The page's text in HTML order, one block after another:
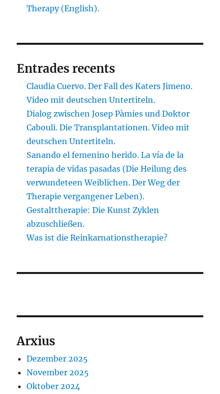
Therapy (English).
Entrades recents
Claudia Cuervo. Der Fall des Katers Jimeno.
Video mit deutschen Untertiteln.
Dialog zwischen Josep Pàmies und Doktor
Cabouli. Die Transplantationen. Video mit
deutschen Untertiteln.
Sanando el femenino herido. La vía de la
terapia de vidas pasadas (Die Heilung des
verwundeteen Weiblichen. Der Weg der
Therapie vergangener Leben).
Gestalttherapie: Die Kunst Zyklen
abzuschließen.
Was ist die Reinkarnationstherapie?
Arxius
Dezember 2025
November 2025
Oktober 2024